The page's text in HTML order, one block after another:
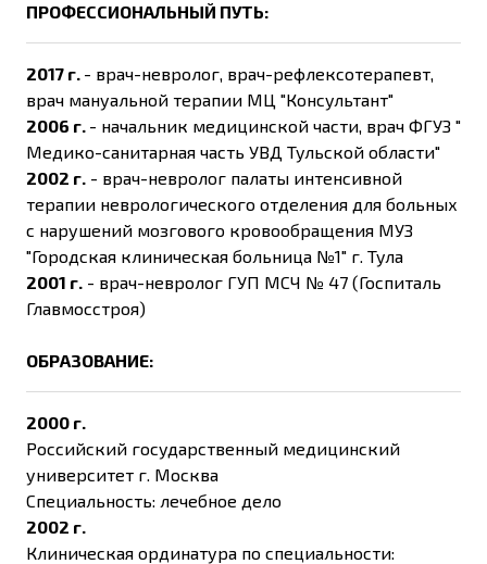
ПРОФЕССИОНАЛЬНЫЙ ПУТЬ:
2017 г. - врач-невролог, врач-рефлексотерапевт,
врач мануальной терапии МЦ "Консультант"
2006 г. - начальник медицинской части, врач ФГУЗ "
Медико-санитарная часть УВД Тульской области"
2002 г. - врач-невролог палаты интенсивной
терапии неврологического отделения для больных
с нарушений мозгового кровообращения МУЗ
"Городская клиническая больница №1" г. Тула
2001 г. - врач-невролог ГУП МСЧ № 47 (Госпиталь
Главмосстроя)
ОБРАЗОВАНИЕ:
2000 г.
Российский государственный медицинский
университет г. Москва
Специальность: лечебное дело
2002 г.
Клиническая ординатура по специальности: